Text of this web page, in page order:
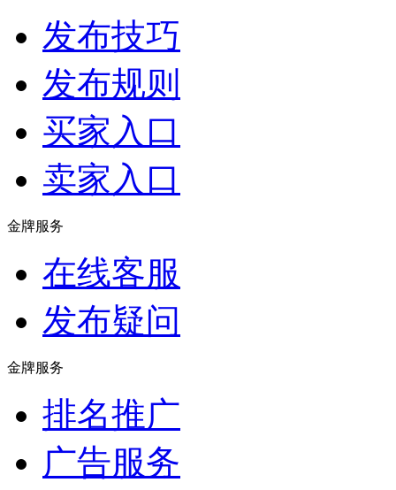
发布技巧
发布规则
买家入口
卖家入口
金牌服务
在线客服
发布疑问
金牌服务
排名推广
广告服务